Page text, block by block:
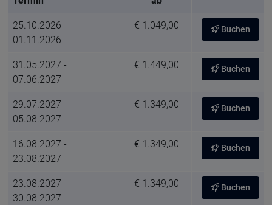
25.10.2026 -
01.11.2026
€ 1.049,00 Buchen
31.05.2027 -
07.06.2027
€ 1.449,00 Buchen
29.07.2027 -
05.08.2027
€ 1.349,00 Buchen
16.08.2027 -
23.08.2027
€ 1.349,00 Buchen
23.08.2027 -
30.08.2027
€ 1.349,00 Buchen